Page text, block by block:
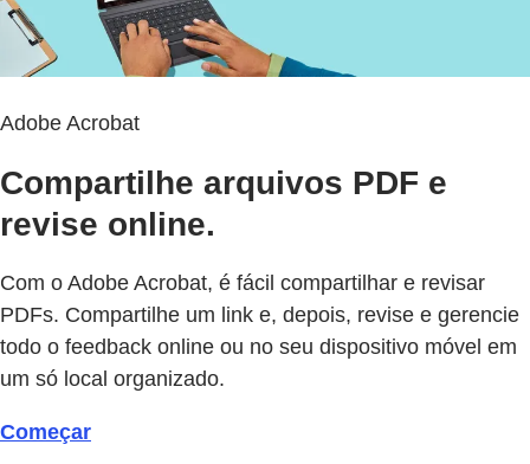
Adobe Acrobat
Compartilhe arquivos PDF e
revise online.
Com o Adobe Acrobat, é fácil compartilhar e revisar
PDFs. Compartilhe um link e, depois, revise e gerencie
todo o feedback online ou no seu dispositivo móvel em
um só local organizado.
Começar